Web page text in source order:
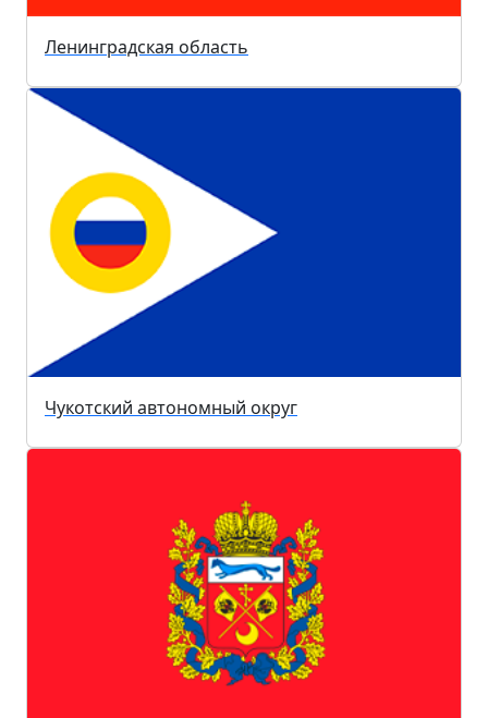
Ленинградская область
Чукотский автономный округ